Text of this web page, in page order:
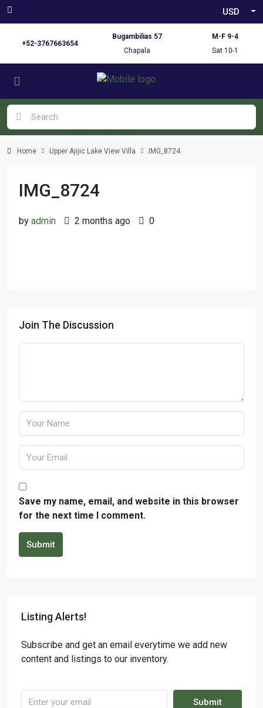
USD
+52-3767663654
Bugambilias 57
Chapala
M-F 9-4
Sat 10-1
Home Upper Ajijic Lake View Villa IMG_8724
IMG_8724
by admin 2 months ago 0
Join The Discussion
Save my name, email, and website in this browser
for the next time I comment.
Submit
Listing Alerts!
Subscribe and get an email everytime we add new
content and listings to our inventory.
Submit